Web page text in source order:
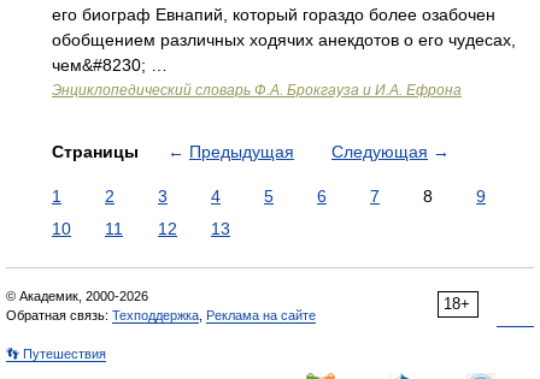
его биограф Евнапий, который гораздо более озабочен
обобщением различных ходячих анекдотов о его чудесах,
чем&#8230; …
Энциклопедический словарь Ф.А. Брокгауза и И.А. Ефрона
Страницы ← Предыдущая Следующая →
1 2 3 4 5 6 7 8
9
10
11 12 13
18+
© Академик, 2000-2026
Обратная связь: Техподдержка Реклама на сайте
👣 Путешествия